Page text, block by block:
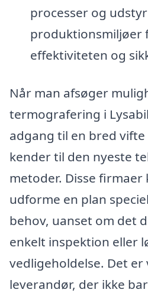
processer og
produktionsmiljøer
effektiviteten og
Når man afsøger
termografering i
adgang til en bred
kender til den nyeste
metoder. Disse
udforme en plan
behov, uanset om det
enkelt inspektion eller
vedligeholdelse. Det
leverandør, der ikke